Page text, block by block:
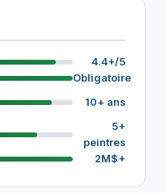
4.4+/5
Obligatoire
10+ ans
5+
peintres
2M$+